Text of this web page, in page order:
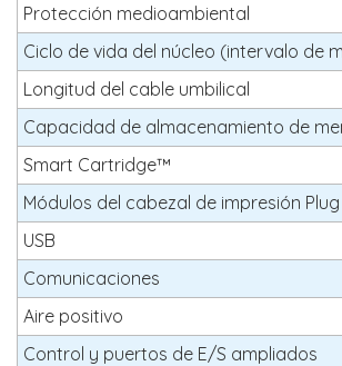
Protección medioambiental
Ciclo de vida del núcleo (intervalo de
Longitud del cable umbilical
Capacidad de almacenamiento de
Smart Cartridge™
Módulos del cabezal de impresión Plug
USB
Comunicaciones
Aire positivo
Control y puertos de E/S ampliados